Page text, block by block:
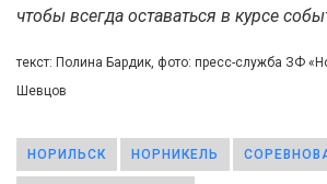
чтобы всегда оставаться в курсе
текст: Полина Бардик, фото: пресс-служба ЗФ
Шевцов
НОРИЛЬСК НОРНИКЕЛЬ